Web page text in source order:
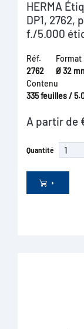
HERMA
DP1, 2762,
f./5.000
Réf.
2762
Format
Ø 32
Contenu
335 feuilles /
A partir de
Quantité